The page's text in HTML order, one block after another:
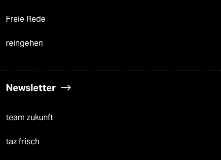
Freie Rede
reingehen
Newsletter
team zukunft
taz frisch